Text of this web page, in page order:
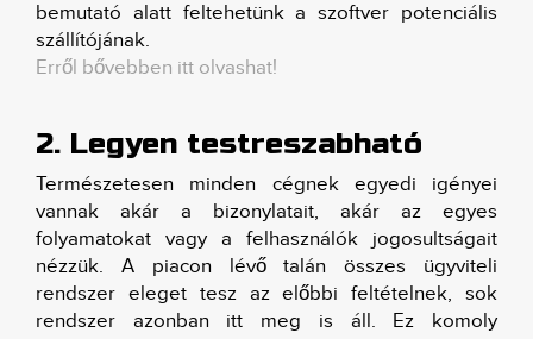
bemutató alatt feltehetünk a szoftver potenciális
szállítójának.
Erről bővebben itt olvashat!
2. Legyen testreszabható
Természetesen minden cégnek egyedi igényei
vannak akár a bizonylatait, akár az egyes
folyamatokat vagy a felhasználók jogosultságait
nézzük. A piacon lévő talán összes ügyviteli
rendszer eleget tesz az előbbi feltételnek, sok
rendszer azonban itt meg is áll. Ez komoly